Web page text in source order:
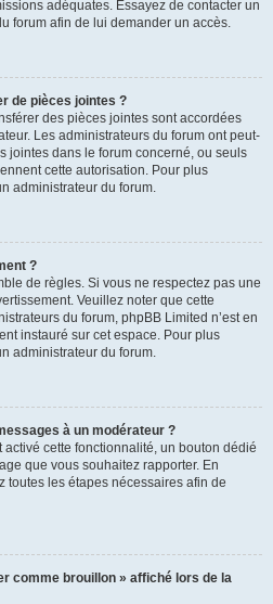
adéquates. Essayez de contacter un
forum afin de lui demander un accès.
de pièces jointes ?
des pièces jointes sont accordées
Les administrateurs du forum ont peut-
jointes dans le forum concerné, ou seuls
cette autorisation. Pour plus
administrateur du forum.
?
de règles. Si vous ne respectez pas une
Veuillez noter que cette
du forum, phpBB Limited n’est en
instauré sur cet espace. Pour plus
administrateur du forum.
à un modérateur ?
cette fonctionnalité, un bouton dédié
que vous souhaitez rapporter. En
toutes les étapes nécessaires afin de
comme brouillon » affiché lors de la